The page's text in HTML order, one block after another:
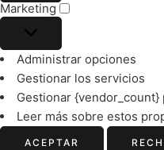
Marketing
Administrar opciones
Gestionar los servicios
Gestionar
Leer más sobre estos
ACEPTAR